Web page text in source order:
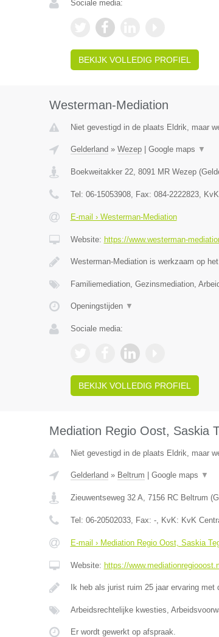
Sociale media:
BEKIJK VOLLEDIG PROFIEL
Westerman-Mediation
Niet gevestigd in de plaats Eldrik, maar
Gelderland » Wezep| Google maps ▼
Boekweitakker 22, 8091 MR Wezep(
Tel: 06-15053908, Fax: 084-2222823,
E-mail › Westerman-Mediation
Website: https://www.westerman-
Westerman-Mediation is werkzaam op
Familiemediation, Gezinsmediation,
Openingstijden ▼
Sociale media:
BEKIJK VOLLEDIG PROFIEL
Mediation Regio Oost, Saskia
Niet gevestigd in de plaats Eldrik, maar
Gelderland » Beltrum Google maps ▼
Zieuwentseweg 32 A, 7156 RC Beltrum (
Tel: 06-20502033, Fax: -, KvK: KvK
E-mail › Mediation Regio Oost, Saskia
Website: https://
Ik heb als jurist ruim 25 jaar ervaring
Arbeidsrechtelijke kwesties,
Er wordt gewerkt op afspraak.